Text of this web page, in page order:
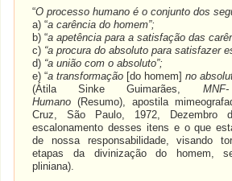
“O processo humano é o conjunto dos
a) “a carência do homem”;
b) “a apetência para a satisfação das
c) “a procura do absoluto para satisfazer
d) “a união com o absoluto”;
e) “a transformação [do homem] no
(Átila Sinke Guimarães,
Humano (Resumo), apostila
Cruz, São Paulo, 1972, Dezembro
escalonamento desses itens e o que
de nossa responsabilidade, visando
etapas da divinização do homem,
pliniana).